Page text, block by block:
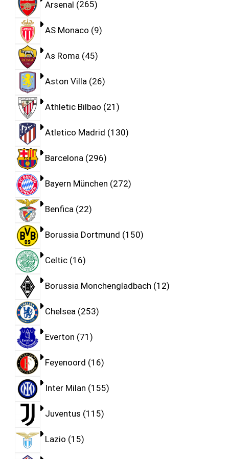
Arsenal 265
AS Monaco 9
As Roma 45
Aston Villa 26
Athletic Bilbao 21
Atletico Madrid 130
Barcelona 296
Bayern München 272
Benfica 22
Borussia Dortmund 150
Celtic 16
Borussia Monchengladbach 12
Chelsea 253
Everton 71
Feyenoord 16
Inter Milan 155
Juventus 115
Lazio 15